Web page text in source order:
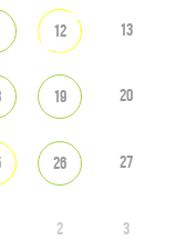
12 13
19 20
26 27
2 3